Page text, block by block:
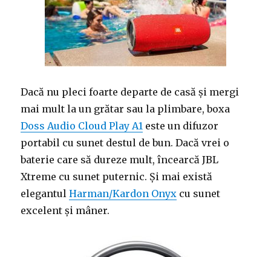
Dacă nu pleci foarte departe de casă și mergi
mai mult la un grătar sau la plimbare, boxa
Doss Audio Cloud Play A1 este un difuzor
portabil cu sunet destul de bun. Dacă vrei o
baterie care să dureze mult, încearcă JBL
Xtreme cu sunet puternic. Și mai există
elegantulHarman/Kardon Onyx cu sunet
excelent și mâner.